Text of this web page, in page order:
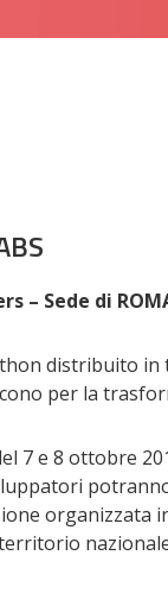
– Sede di
distribuito in
per la
7 e 8 ottobre
organizzata